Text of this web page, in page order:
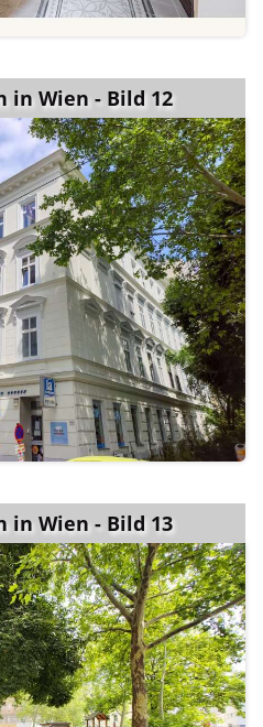
in Wien - Bild 12
in Wien - Bild 13